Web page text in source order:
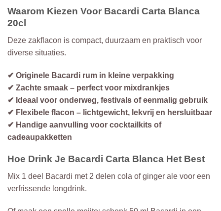
Waarom Kiezen Voor Bacardi Carta Blanca
20cl
Deze zakflacon is compact, duurzaam en praktisch voor
diverse situaties.
✔ Originele Bacardi rum in kleine verpakking
✔ Zachte smaak – perfect voor mixdrankjes
✔ Ideaal voor onderweg, festivals of eenmalig gebruik
✔ Flexibele flacon – lichtgewicht, lekvrij en hersluitbaar
✔ Handige aanvulling voor cocktailkits of
cadeaupakketten
Hoe Drink Je Bacardi Carta Blanca Het Best
Mix 1 deel Bacardi met 2 delen cola of ginger ale voor een
verfrissende longdrink.